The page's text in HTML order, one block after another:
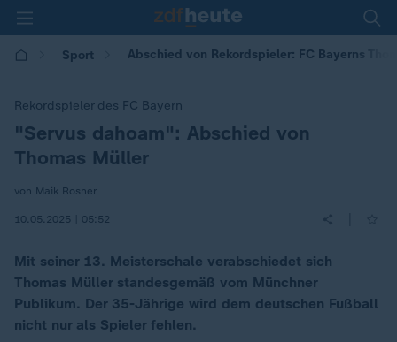
Sport Abschied von Rekordspieler: FC Bayerns
Rekordspieler des FC Bayern
:"Servus dahoam": Abschied von
Thomas Müller
von Maik Rosner
10.05.2025 | 05:52
Mit seiner 13. Meisterschale verabschiedet sich
Thomas Müller standesgemäß vom Münchner
Publikum. Der 35-Jährige wird dem deutschen Fußball
nicht nur als Spieler fehlen.